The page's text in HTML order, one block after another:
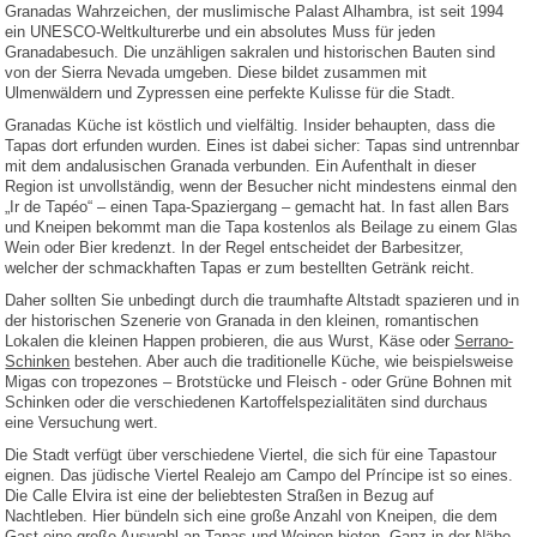
Granadas Wahrzeichen, der muslimische Palast Alhambra, ist seit 1994
ein UNESCO-Weltkulturerbe und ein absolutes Muss für jeden
Granadabesuch. Die unzähligen sakralen und historischen Bauten sind
von der Sierra Nevada umgeben. Diese bildet zusammen mit
Ulmenwäldern und Zypressen eine perfekte Kulisse für die Stadt.
Granadas Küche ist köstlich und vielfältig. Insider behaupten, dass die
Tapas dort erfunden wurden. Eines ist dabei sicher: Tapas sind untrennbar
mit dem andalusischen Granada verbunden. Ein Aufenthalt in dieser
Region ist unvollständig, wenn der Besucher nicht mindestens einmal den
„Ir de Tapéo“ – einen Tapa-Spaziergang – gemacht hat. In fast allen Bars
und Kneipen bekommt man die Tapa kostenlos als Beilage zu einem Glas
Wein oder Bier kredenzt. In der Regel entscheidet der Barbesitzer,
welcher der schmackhaften Tapas er zum bestellten Getränk reicht.
Daher sollten Sie unbedingt durch die traumhafte Altstadt spazieren und in
der historischen Szenerie von Granada in den kleinen, romantischen
Lokalen die kleinen Happen probieren, die aus Wurst, Käse oderSerrano-
Schinken bestehen. Aber auch die traditionelle Küche, wie beispielsweise
Migas con tropezones – Brotstücke und Fleisch - oder Grüne Bohnen mit
Schinken oder die verschiedenen Kartoffelspezialitäten sind durchaus
eine Versuchung wert.
Die Stadt verfügt über verschiedene Viertel, die sich für eine Tapastour
eignen. Das jüdische Viertel Realejo am Campo del Príncipe ist so eines.
Die Calle Elvira ist eine der beliebtesten Straßen in Bezug auf
Nachtleben. Hier bündeln sich eine große Anzahl von Kneipen, die dem